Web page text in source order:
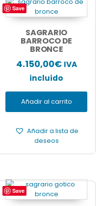
Save
SAGRARIO
BARROCO DE
BRONCE
4.150,00€ IVA
incluido
Añadir al carrito
Añadir a lista de
deseos
Save